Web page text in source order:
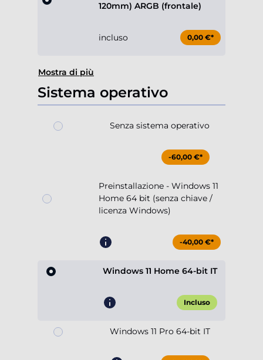
120mm) ARGB (frontale)
incluso 0,00 €*
Mostra di più
Sistema operativo
Senza sistema operativo
-60,00 €*
Preinstallazione - Windows 11
Home 64 bit (senza chiave /
licenza Windows)
-40,00 €*
Windows 11 Home 64-bit IT
Incluso
Windows 11 Pro 64-bit IT